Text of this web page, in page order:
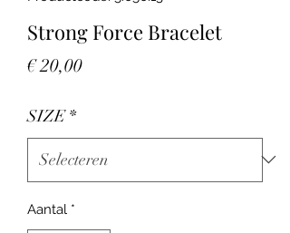
Strong Force Bracelet
€ 20,00Prijs
SIZE *
Aantal *